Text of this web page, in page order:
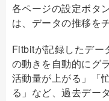
各ページの設定ボタ
は、データの推移を
Fitbitが記録したデー
の動きを自動的にグ
活動量が上がる」「
る」など、過去デー